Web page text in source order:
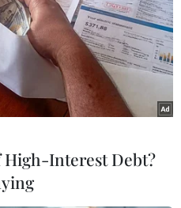
High-Interest Debt?